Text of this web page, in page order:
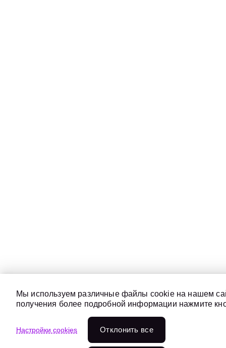
Мы используем различные файлы cookie на нашем
получения более подробной информации нажмите
Настройки cookies Отклонить всe